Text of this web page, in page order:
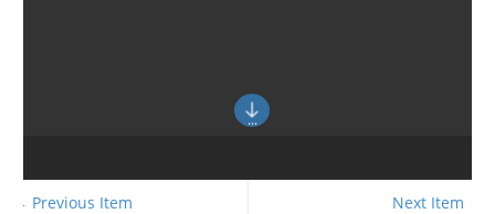
← Previous Item Next Item →